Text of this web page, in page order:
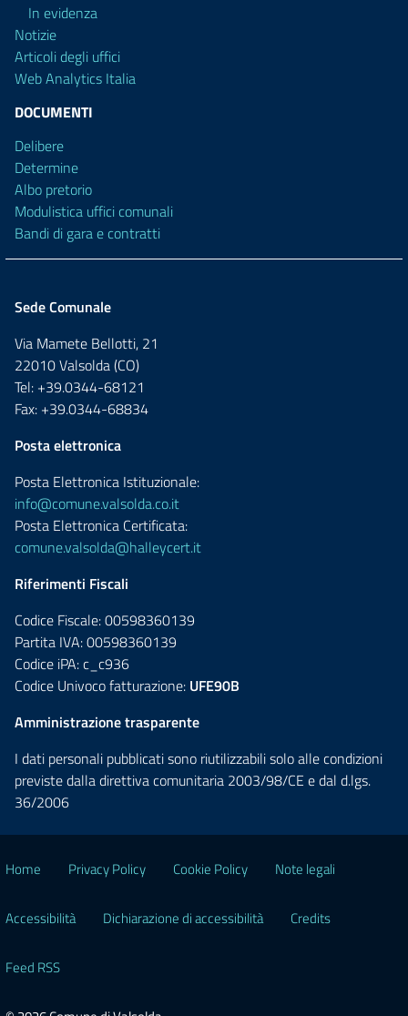
In evidenza
Notizie
Articoli degli uffici
Web Analytics Italia
DOCUMENTI
Delibere
Determine
Albo pretorio
Modulistica uffici comunali
Bandi di gara e contratti
Sede Comunale
Via Mamete Bellotti, 21
22010 Valsolda (CO)
Tel: +39.0344-68121
Fax: +39.0344-68834
Posta elettronica
Posta Elettronica Istituzionale:
info@comune.valsolda.co.it
Posta Elettronica Certificata:
comune.valsolda@halleycert.it
Riferimenti Fiscali
Codice Fiscale: 00598360139
Partita IVA: 00598360139
Codice iPA: c_c936
Codice Univoco fatturazione: UFE90B
Amministrazione trasparente
I dati personali pubblicati sono riutilizzabili solo alle condizioni
previste dalla direttiva comunitaria 2003/98/CE e dal d.lgs.
36/2006
Home Privacy Policy Cookie Policy Note legali
Accessibilità Dichiarazione di accessibilità Credits
Feed RSS